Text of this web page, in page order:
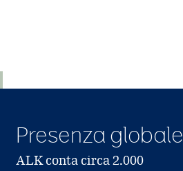
Presenza globale
ALK conta circa 2.000